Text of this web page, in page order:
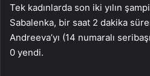
Tek kadınlarda son iki yılın
Sabalenka, bir saat 2 dakika
Andreeva’yı (14 numaralı
0 yendi.